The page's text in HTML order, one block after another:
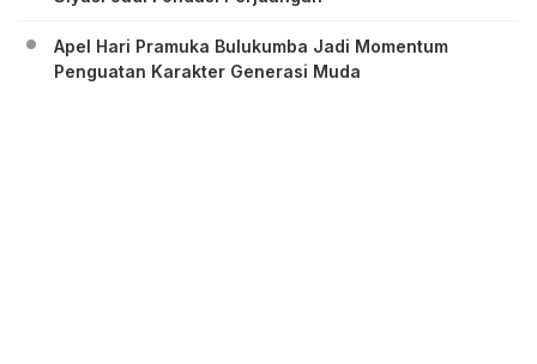
Apel Hari Pramuka Bulukumba Jadi Momentum
Penguatan Karakter Generasi Muda